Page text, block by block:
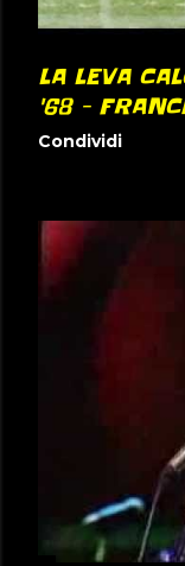
LA LEVA
'68 -
Condividi